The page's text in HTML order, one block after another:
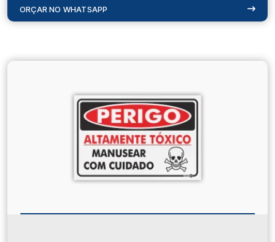
ORÇAR NO WHATSAPP